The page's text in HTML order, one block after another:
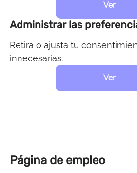
Ver
Administrar las
Retira o ajusta tu
innecesarias.
Ver
Página de empleo